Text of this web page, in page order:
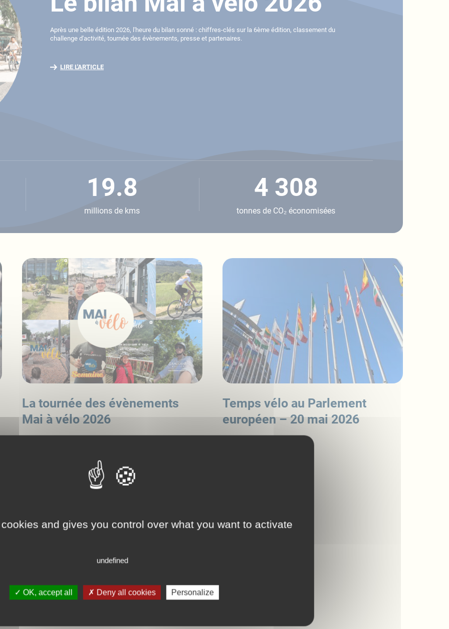
Après une belle édition 2026, l'heure du bilan sonné : chiffres-clés sur la 6ème édition, classement du
challenge d'activité, tournée des évènements, presse et partenaires.
LIRE L'ARTICLE
19.8
millions de kms
4 308
tonnes de CO₂ économisées
La tournée des évènements
Mai à vélo 2026
édition, le collectif Mai à vélo a fait appel à des créateurs et
créatrices de contenu aux quatre coins de la France, pour
raconter leur vécu sur une variété d'évènements vélo dans le
cadre de Mai à vélo, et pour mettre en image à leur façon les
Lire l'actualité
Temps vélo au Parlement
européen – 20 mai 2026
and gives you control over what you want to activate
undefined
OK, accept all Deny all cookies Personalize